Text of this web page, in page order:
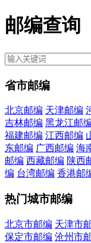
邮编查询
省市邮编
北京邮编 天津邮编
吉林邮编 黑龙江邮
福建邮编 江西邮编
东邮编 广西邮编 海
邮编 西藏邮编 陕西
编 台湾邮编 香港邮
热门城市邮编
北京市邮编 天津市
保定市邮编 沧州市